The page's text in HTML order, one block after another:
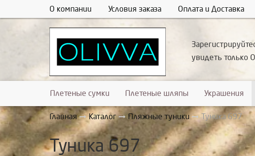
О компании Условия заказа Оплата и Доставка
увидеть
Плетеные сумки Плетеные шляпы Украшения
Главная Каталог Пляжные туники Туника 697
Туника 697